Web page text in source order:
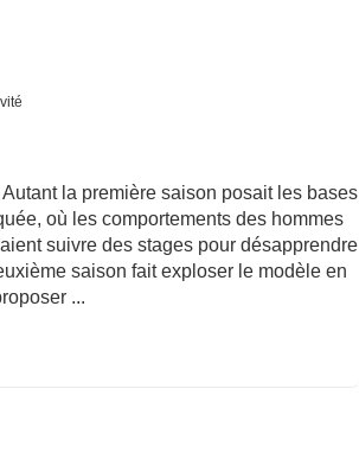
la première saison posait les bases
où les comportements des hommes
suivre des stages pour désapprendre
saison fait exploser le modèle en
...